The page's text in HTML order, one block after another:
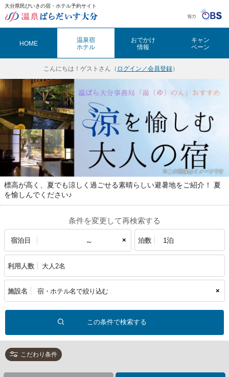
大分県民びいきの宿・ホテル予約サイト
HOME
温泉宿
ホテル
おでかけ
情報
キャン
ペーン
こんにちは！ ゲストさん（ ログイン／会員登録）
※この画像はイメージです
標高が高く、夏でも涼しく過ごせる素晴らしい避暑地をご紹介！ 夏
を愉しんでください♪
条件を変更して再検索する
宿泊日 × 泊数
利用人数 大人2名
施設名 ×
こだわり条件